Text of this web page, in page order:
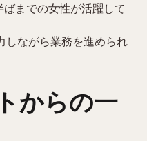
までの女性が活躍して
しながら業務を進められ
からの一